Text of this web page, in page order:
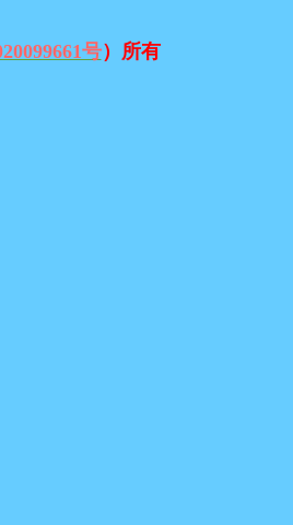
号）所有